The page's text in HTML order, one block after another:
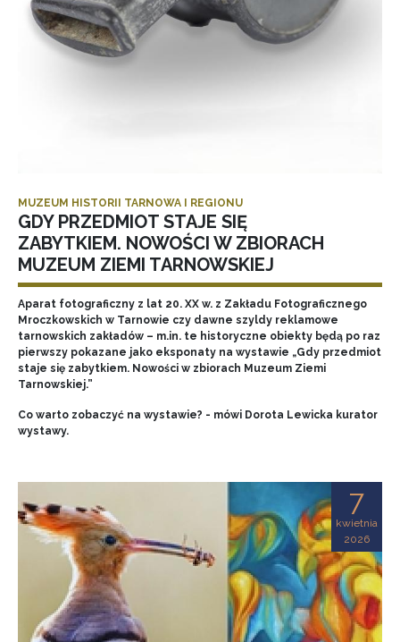
MUZEUM HISTORII TARNOWA I REGIONU
GDY PRZEDMIOT STAJE SIĘ
ZABYTKIEM. NOWOŚCI W ZBIORACH
MUZEUM ZIEMI TARNOWSKIEJ
Aparat fotograficzny z lat 20. XX w. z Zakładu Fotograficznego
Mroczkowskich w Tarnowie czy dawne szyldy reklamowe
tarnowskich zakładów – m.in. te historyczne obiekty będą po raz
pierwszy pokazane jako eksponaty na wystawie „Gdy przedmiot
staje się zabytkiem. Nowości w zbiorach Muzeum Ziemi
Tarnowskiej.”
Co warto zobaczyć na wystawie? - mówi Dorota Lewicka kurator
wystawy.
7
kwietnia
2026